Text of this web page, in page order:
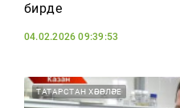
бирде
04.02.2026 09:39:53
ТАТАРСТАН ХӘБӘРЛӘРЕ